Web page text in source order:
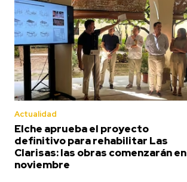
Actualidad
Elche aprueba el proyecto
definitivo para rehabilitar Las
Clarisas: las obras comenzarán en
noviembre